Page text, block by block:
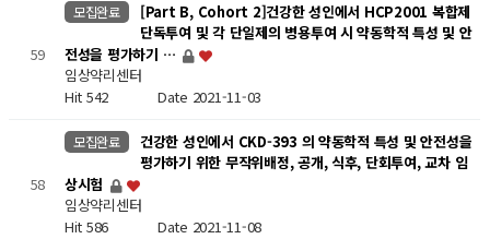
59
모집완료
[Part B, Cohort 2]건강한 성인에서 HCP2001 복합제
단독투여 및 각 단일제의 병용투여 시 약동학적 특성 및 안
전성을 평가하기 …
임상약리센터
Hit 542Date 2021-11-03
58
모집완료
건강한 성인에서 CKD-393 의 약동학적 특성 및 안전성을
평가하기 위한 무작위배정, 공개, 식후, 단회투여, 교차 임
상시험
임상약리센터
Hit 586Date 2021-11-08